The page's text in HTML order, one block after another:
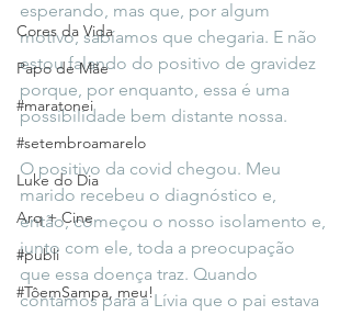
Cores da Vida
Papo de Mãe
#maratonei
#setembroamarelo
Luke do Dia
Arq + Cine
#publi
#TôemSampa, meu!
esperando, mas que, por algum
motivo, sabíamos que chegaria. E não
estou falando do positivo de gravidez
porque, por enquanto, essa é uma
possibilidade bem distante nossa.
O positivo da covid chegou. Meu
marido recebeu o diagnóstico e,
então, começou o nosso isolamento e,
junto com ele, toda a preocupação
que essa doença traz. Quando
contamos para a Lívia que o pai estava